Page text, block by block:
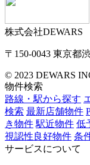
株式会社DEWARS
〒150-0043 東京都
© 2023 DEWARS
物件検索
路線・駅から探す
検索 最新店舗物件
き物件 駅近物件 低
視認性良好物件 条
サービスについて